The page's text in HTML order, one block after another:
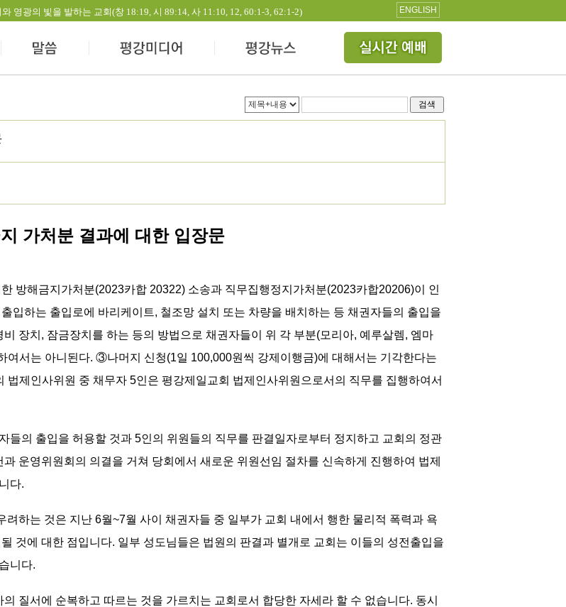
영광의 빛을 발하는 교회(창 18:19, 시 89:14, 사 11:10, 12, 60:1-3, 62:1-2) ENGLISH
검색
가처분 결과에 대한 입장문
방해금지가처분(2023카합 20322) 소송과 직무집행정지가처분(2023카합20206)이 인
입하는 출입로에 바리케이트, 철조망 설치 또는 차량을 배치하는 등 채권자들의 출입을
장치, 잠금장치를 하는 등의 방법으로 채권자들이 위 각 부분(모리아, 예루살렘, 엠마
여서는 아니된다. ③나머지 신청(1일 100,000원씩 강제이행금)에 대해서는 기각한다는
제인사위원 중 채무자 5인은 평강제일교회 법제인사위원으로서의 직무를 집행하여서
들의 출입을 허용할 것과 5인의 위원들의 직무를 판결일자로부터 정지하고 교회의 정관
운영위원회의 의결을 거쳐 당회에서 새로운 위원선임 절차를 신속하게 진행하여 법제
다.
하는 것은 지난 6월~7월 사이 채권자들 중 일부가 교회 내에서 행한 물리적 폭력과 욕
것에 대한 점입니다. 일부 성도님들은 법원의 판결과 별개로 교회는 이들의 성전출입을
니다.
질서에 순복하고 따르는 것을 가르치는 교회로서 합당한 자세라 할 수 없습니다. 동시